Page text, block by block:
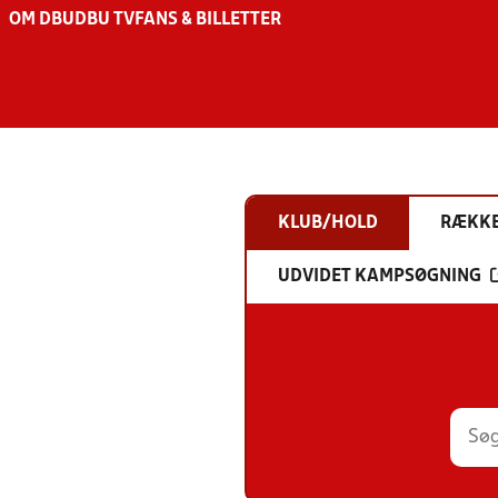
OM DBU DBU TV FANS & BILLETTER
KLUB/HOLD
UDVIDET KAMPSØGNING